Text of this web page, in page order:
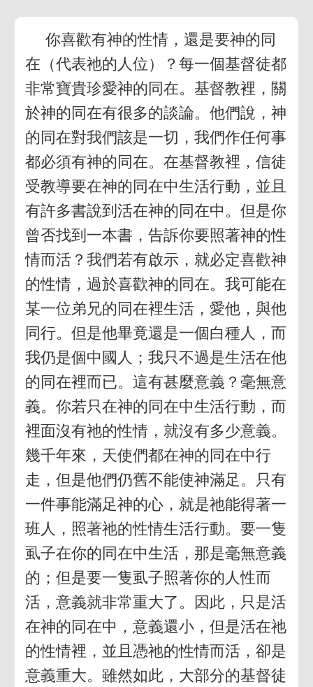
你喜歡有神的性情，還是要神的同
在（代表祂的人位）？每一個基督徒都
非常寶貴珍愛神的同在。基督教裡，關
於神的同在有很多的談論。他們說，神
的同在對我們該是一切，我們作任何事
都必須有神的同在。在基督教裡，信徒
受教導要在神的同在中生活行動，並且
有許多書說到活在神的同在中。但是你
曾否找到一本書，告訴你要照著神的性
情而活？我們若有啟示，就必定喜歡神
的性情，過於喜歡神的同在。我可能在
某一位弟兄的同在裡生活，愛他，與他
同行。但是他畢竟還是一個白種人，而
我仍是個中國人；我只不過是生活在他
的同在裡而已。這有甚麼意義？毫無意
義。你若只在神的同在中生活行動，而
裡面沒有祂的性情，就沒有多少意義。
幾千年來，天使們都在神的同在中行
走，但是他們仍舊不能使神滿足。只有
一件事能滿足神的心，就是祂能得著一
班人，照著祂的性情生活行動。要一隻
虱子在你的同在中生活，那是毫無意義
的；但是要一隻虱子照著你的人性而
活，意義就非常重大了。因此，只是活
在神的同在中，意義還小，但是活在祂
的性情裡，並且憑祂的性情而活，卻是
意義重大。雖然如此，大部分的基督徒